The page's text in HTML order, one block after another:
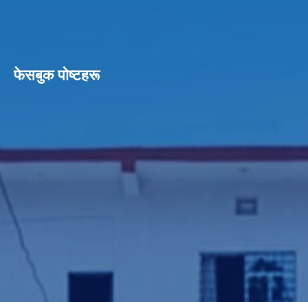
फेसबुक पाेष्टहरू